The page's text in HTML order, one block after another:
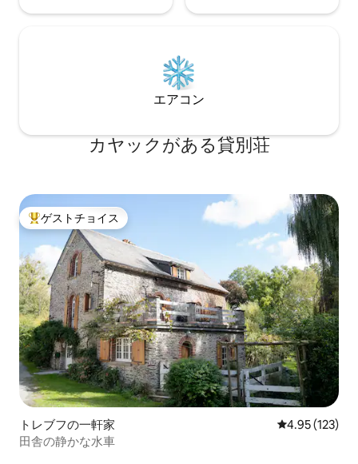
エアコン
カヤックがある貸別荘
大好評のゲストチョイスです。
ゲストチョイス
トレブフの一軒家 レビュー123
4.95 (123)
田舎の静かな水車